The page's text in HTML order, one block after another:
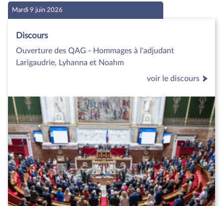
Mardi 9 juin 2026
Discours
Ouverture des QAG - Hommages à l'adjudant
Larigaudrie, Lyhanna et Noahm
voir le discours